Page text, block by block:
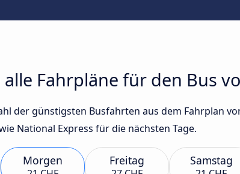
Fahrpläne für den Bus
der günstigsten Busfahrten aus dem Fahrplan
National Express für die nächsten Tage.
Morgen Freitag Samstag